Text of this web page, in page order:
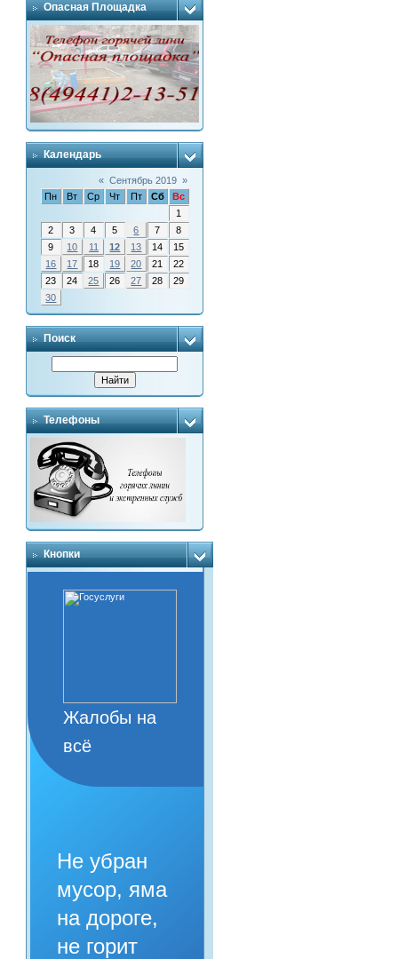
Опасная Площадка
Календарь
« Сентябрь 2019 »
Пн
Вт Ср Чт Пт Сб
Вс
1
2
3 4 5 6 7
8
9
10 11 12 13 14
15
16
17 18 19 20 21
22
23
24 25 26 27 28
29
30
Поиск
Телефоны
Кнопки
Жалобы на
всё
Не убран
мусор, яма
на дороге,
не горит